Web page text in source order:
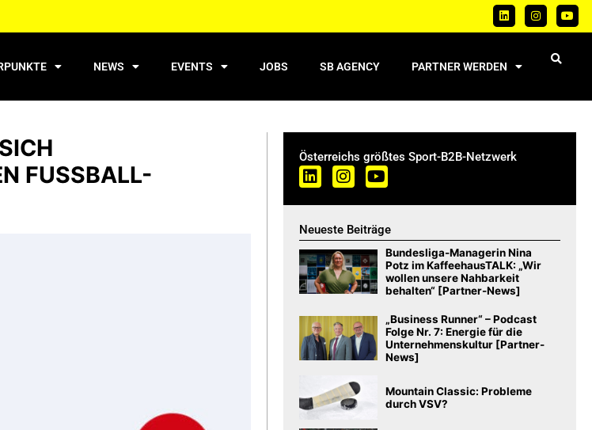
NEWS EVENTS JOBS SB AGENCY PARTNER WERDEN
FUSSBALL-B
Österreichs größtes Sport-B2B-Netzwerk
Neueste Beiträge
Bundesliga-Managerin Nina
Potz im KaffeehausTALK: „Wir
wollen unsere Nahbarkeit
behalten“ [Partner-News]
„Business Runner“ – Podcast
Folge Nr. 7: Energie für die
Unternehmenskultur [Partner-
News]
Mountain Classic: Probleme
durch VSV?